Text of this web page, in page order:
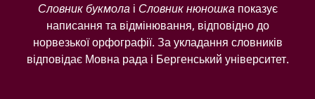
Словник букмолаі Словник нюношкапоказує
написання та відмінювання, відповідно до
норвезької орфографії. За укладання словників
відповідає Мовна рада і Бергенський університет.